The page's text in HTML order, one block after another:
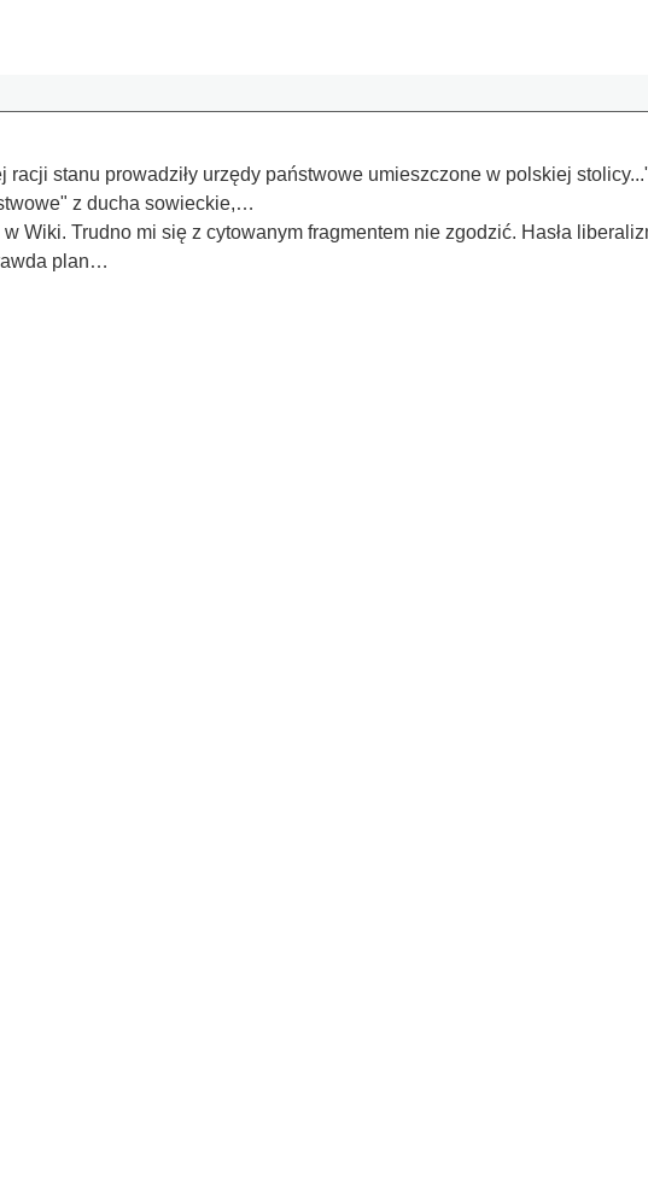
racji stanu prowadziły urzędy państwowe umieszczone w polskiej
z ducha sowieckie,…
Wiki. Trudno mi się z cytowanym fragmentem nie zgodzić. Hasła
plan…